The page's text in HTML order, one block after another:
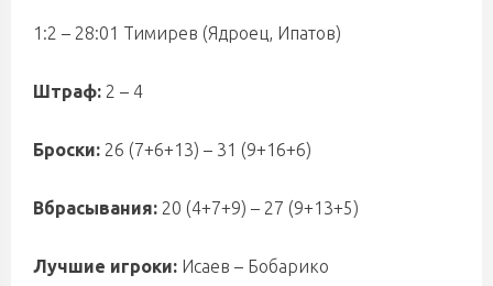
1:2 – 28:01 Тимирев (Ядроец, Ипатов)
Штраф: 2 – 4
Броски: 26 (7+6+13) – 31 (9+16+6)
Вбрасывания: 20 (4+7+9) – 27 (9+13+5)
Лучшие игроки: Исаев – Бобарико